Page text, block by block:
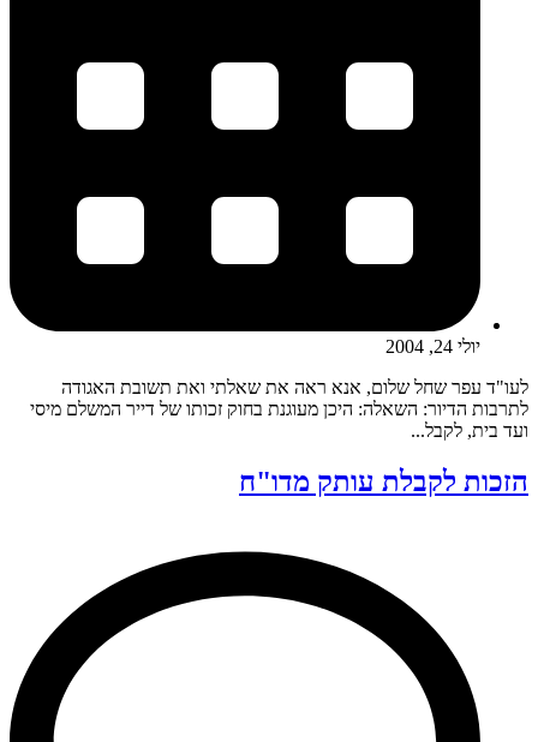
יולי 24, 2004
לעו"ד עפר שחל שלום, אנא ראה את שאלתי ואת תשובת האגודה
לתרבות הדיור: השאלה: היכן מעוגנת בחוק זכותו של דייר המשלם מיסי
ועד בית, לקבל...
הזכות לקבלת עותק מדו"ח